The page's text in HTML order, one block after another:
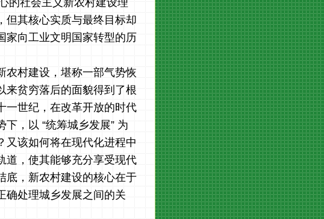
的社会主义新农村建设理
但其核心实质与最终目标却
家向工业文明国家转型的历
农村建设，堪称一部气势恢
来贫穷落后的面貌得到了根
一世纪，在改革开放的时代
，以 “统筹城乡发展” 为
又该如何将在现代化进程中
道，使其能够充分享受现代
底，新农村建设的核心在于
确处理城乡发展之间的关